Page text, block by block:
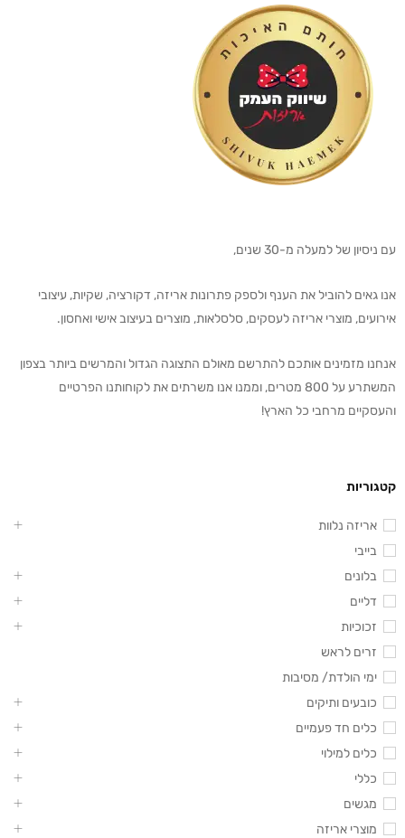
עם ניסיון של למעלה מ-30 שנים,
אנו גאים להוביל את הענף ולספק פתרונות אריזה, דקורציה, שקיות, עיצובי
אירועים, מוצרי אריזה לעסקים, סלסלאות, מוצרים בעיצוב אישי ואחסון.
אנחנו מזמינים אותכם להתרשם מאולם התצוגה הגדול והמרשים ביותר בצפון
המשתרע על 800 מטרים, וממנו אנו משרתים את לקוחותנו הפרטיים
והעסקיים מרחבי כל הארץ!
קטגוריות
אריזה נלוות
בייבי
בלונים
דליים
זכוכיות
זרים לראש
ימי הולדת/ מסיבות
כובעים ותיקים
כלים חד פעמיים
כלים למילוי
כללי
מגשים
מוצרי אריזה